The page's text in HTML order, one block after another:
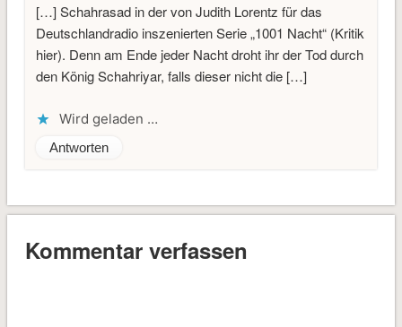
[…] Schahrasad in der von Judith Lorentz für das
Deutschlandradio inszenierten Serie „1001 Nacht“ (Kritik
hier). Denn am Ende jeder Nacht droht ihr der Tod durch
den König Schahriyar, falls dieser nicht die […]
Wird geladen …
Antworten
Kommentar verfassen